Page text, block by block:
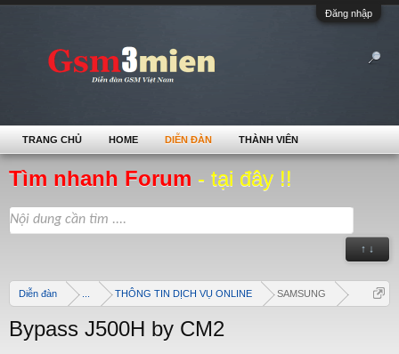
Đăng nhập
Tìm nhanh Forum - tại đây !!
↑ ↓
Diễn đàn THÔNG TIN DỊCH VỤ ONLINE SAMSUNG
Bypass J500H by CM2
TRANG CHỦ HOME DIỄN ĐÀN THÀNH VIÊN